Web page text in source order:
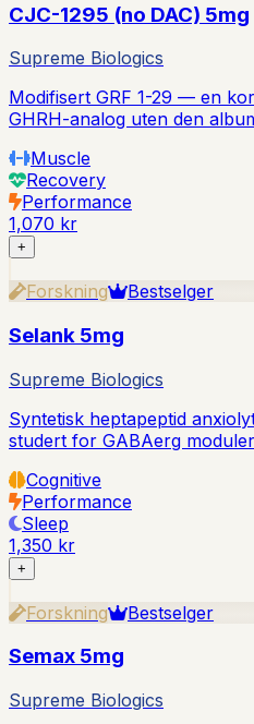
CJC-1295 (no DAC) 5mg
Supreme Biologics
Modifisert GRF 1-29 — en
GHRH-analog uten den
Muscle
Recovery
Performance
1,070 kr
+
Forskning Bestselger
Selank 5mg
Supreme Biologics
Syntetisk heptapeptid
studert for GABAerg
Cognitive
Performance
Sleep
1,350 kr
+
Forskning Bestselger
Semax 5mg
Supreme Biologics